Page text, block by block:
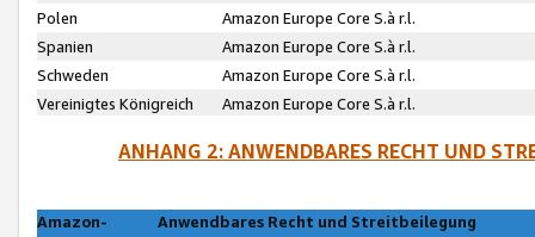
Polen
Amazon Europe Core S.à r.l.
Spanien
Amazon Europe Core S.à r.l.
Schweden
Amazon Europe Core S.à r.l.
Vereinigtes Königreich
Amazon Europe Core S.à r.l.
ANHANG 2: ANWENDBARES RECHT UND
Amazon-
Anwendbares Recht und Streitbeilegung